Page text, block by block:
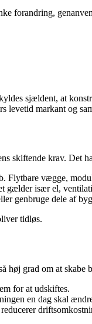
sjældent, at
markant og
skiftende krav.
Flytbare vægge,
gælder især el,
genbruge dele af
tidløs.
grad om at skabe
for at udskiftes.
en dag skal